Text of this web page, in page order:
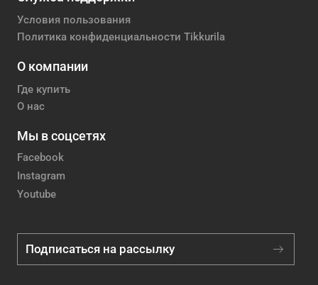
Условия пользования
Политика конфиденциальности Tikkurila
О компании
Где купить
О нас
Мы в соцсетях
Facebook
Instagram
Youtube
Подписаться на рассылку